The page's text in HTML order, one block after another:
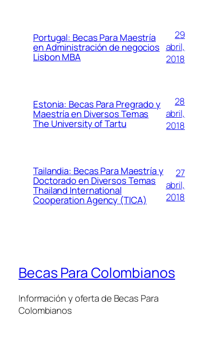
Portugal: Becas Para Maestría
en Administración de negocios
Lisbon MBA
29
abril,
2018
Estonia: Becas Para Pregrado y
Maestría en Diversos Temas
The University of Tartu
28
abril,
2018
Tailandia: Becas Para Maestría y
Doctorado en Diversos Temas
Thailand International
Cooperation Agency (TICA)
27
abril,
2018
Becas Para Colombianos
Información y oferta de Becas Para
Colombianos